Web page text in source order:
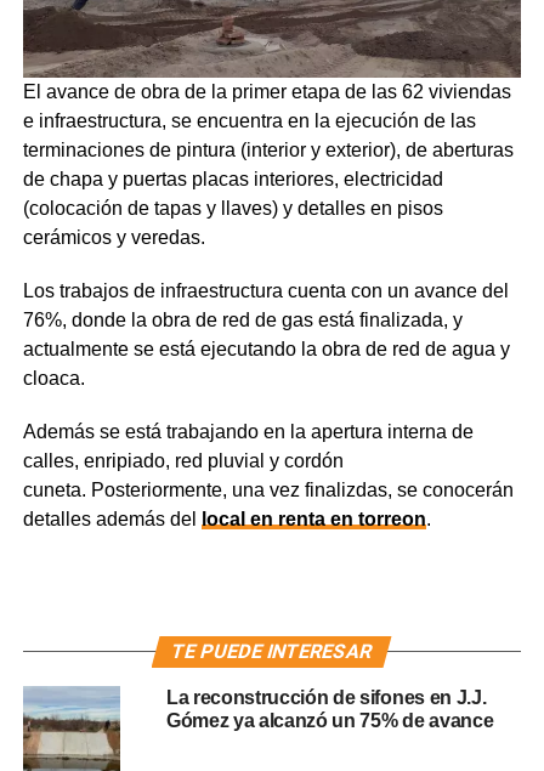
El avance de obra de la primer etapa de las 62 viviendas
e infraestructura, se encuentra en la ejecución de las
terminaciones de pintura (interior y exterior), de aberturas
de chapa y puertas placas interiores, electricidad
(colocación de tapas y llaves) y detalles en pisos
cerámicos y veredas.
Los trabajos de infraestructura cuenta con un avance del
76%, donde la obra de red de gas está finalizada, y
actualmente se está ejecutando la obra de red de agua y
cloaca.
Además se está trabajando en la apertura interna de
calles, enripiado, red pluvial y cordón
cuneta. Posteriormente, una vez finalizdas, se conocerán
detalles además del
local en renta en torreon.
TE PUEDE INTERESAR
La reconstrucción de sifones en J.J.
Gómez ya alcanzó un 75% de avance